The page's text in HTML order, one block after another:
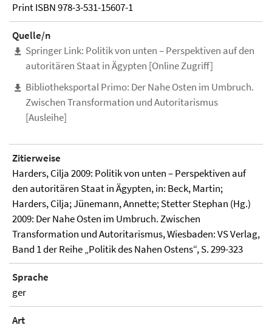
Print ISBN 978-3-531-15607-1
Quelle/n
Springer Link: Politik von unten – Perspektiven auf den
autoritären Staat in Ägypten [Online Zugriff]
Bibliotheksportal Primo: Der Nahe Osten im Umbruch.
Zwischen Transformation und Autoritarismus
[Ausleihe]
Zitierweise
Harders, Cilja 2009: Politik von unten – Perspektiven auf
den autoritären Staat in Ägypten, in: Beck, Martin;
Harders, Cilja; Jünemann, Annette; Stetter Stephan (Hg.)
2009: Der Nahe Osten im Umbruch. Zwischen
Transformation und Autoritarismus, Wiesbaden: VS Verlag,
Band 1 der Reihe „Politik des Nahen Ostens“, S. 299-323
Sprache
ger
Art